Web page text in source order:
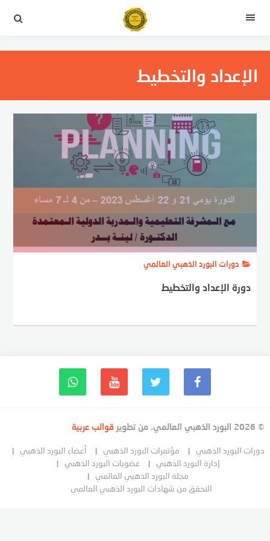
الإعداد والتخطيط
دورات البورد الذهبي العالمي
دورة الإعداد والتخطيط
© 2026 البورد الذهبي العالمي. من تطوير قوالب عربية
دورات البورد الذهبي مؤتمرات البورد الذهبي
أعضاء البورد الذهبي
إدارة البورد الذهبي
عضويات البورد الذهبي
مجلة البورد الذهبي العالمي
التحقق من شهادات البورد الذهبي العالمي